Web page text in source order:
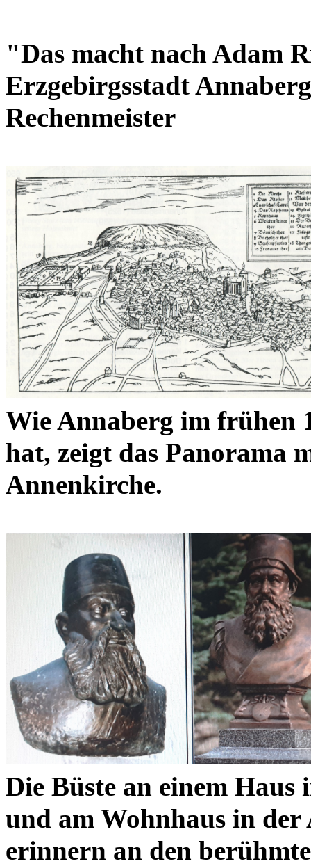
"Das macht nach Adam
Erzgebirgsstadt
Rechenmeister
Wie Annaberg im frühen
hat, zeigt das Panorama
Annenkirche.
Die Büste an einem
und am Wohnhaus in der
erinnern an den